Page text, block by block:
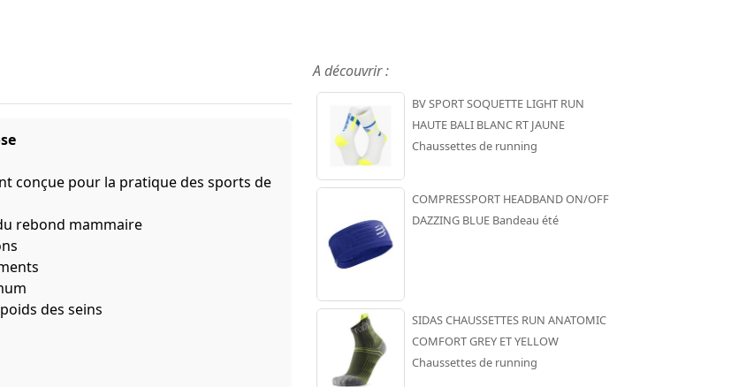
conçue pour la pratique des sports de
rebond mammaire
des seins
A découvrir :
BV SPORT SOQUETTE LIGHT RUN
HAUTE BALI BLANC RT JAUNE
Chaussettes de running
COMPRESSPORT HEADBAND ON/OFF
DAZZING BLUE Bandeau été
SIDAS CHAUSSETTES RUN ANATOMIC
COMFORT GREY ET YELLOW
Chaussettes de running